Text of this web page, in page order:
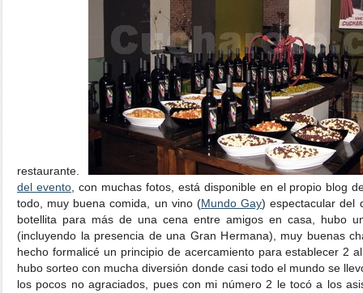
restaurante.
del evento, con muchas fotos, está disponible en el propio blog
todo, muy buena comida, un vino (Mundo Gay) espectacular del
botellita para más de una cena entre amigos en casa, hubo
(incluyendo la presencia de una Gran Hermana), muy buenas
hecho formalicé un principio de acercamiento para establecer 2
hubo sorteo con mucha diversión donde casi todo el mundo se
los pocos no agraciados, pues con mi número 2 le tocó a los